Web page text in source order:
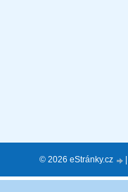
© 2026 eStránky.cz